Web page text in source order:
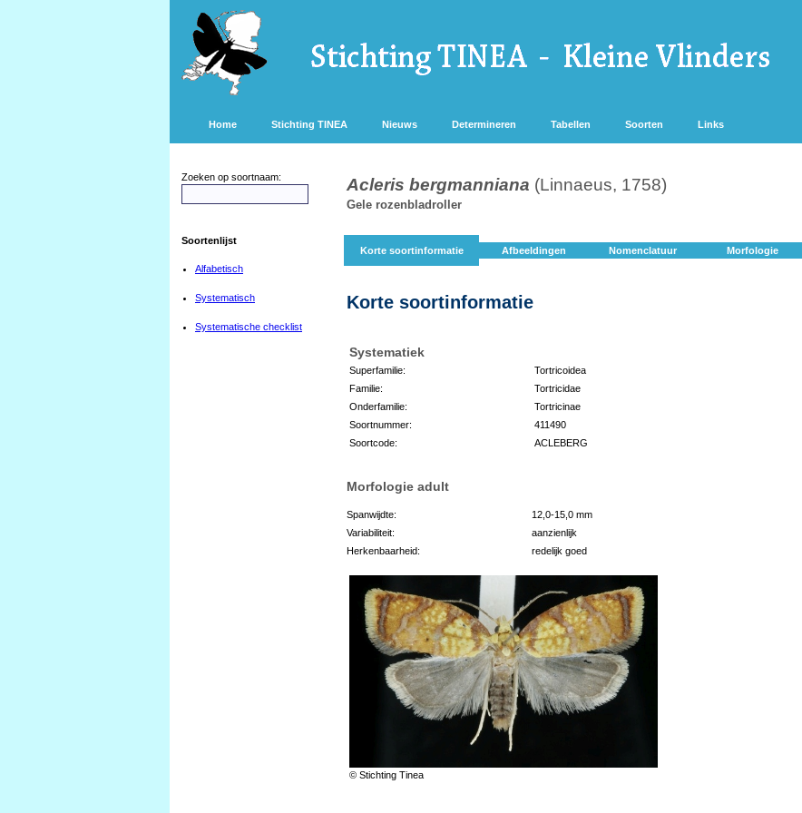
Home Stichting TINEA Nieuws Determineren Tabellen Soorten Links
Zoeken op soortnaam:
Soortenlijst
Alfabetisch
Systematisch
Systematische checklist
Acleris bergmanniana (Linnaeus, 1758)
Gele rozenbladroller
Korte soortinformatie Afbeeldingen Nomenclatuur Morfologie
Korte soortinformatie
Systematiek
Superfamilie:
Tortricoidea
Familie:
Tortricidae
Onderfamilie:
Tortricinae
Soortnummer:
411490
Soortcode:
ACLEBERG
Morfologie adult
Spanwijdte:
12,0-15,0 mm
Variabiliteit:
aanzienlijk
Herkenbaarheid:
redelijk goed
© Stichting Tinea